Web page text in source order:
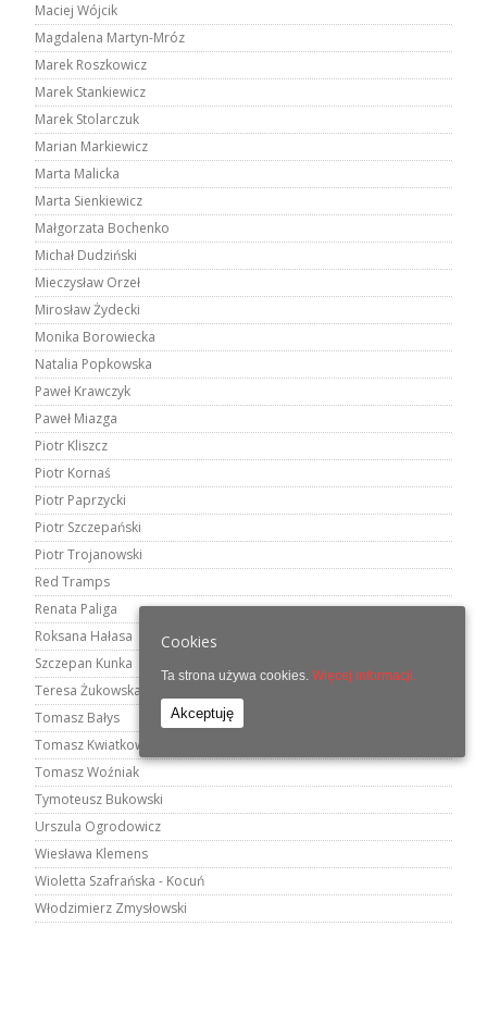
Maciej Wójcik
Magdalena Martyn-Mróz
Marek Roszkowicz
Marek Stankiewicz
Marek Stolarczuk
Marian Markiewicz
Marta Malicka
Marta Sienkiewicz
Małgorzata Bochenko
Michał Dudziński
Mieczysław Orzeł
Mirosław Żydecki
Monika Borowiecka
Natalia Popkowska
Paweł Krawczyk
Paweł Miazga
Piotr Kliszcz
Piotr Kornaś
Piotr Paprzycki
Piotr Szczepański
Piotr Trojanowski
Red Tramps
Renata Paliga
Roksana Hałasa
Szczepan Kunka
Teresa Żukowska
Tomasz Bałys
Tomasz Kwiatkowski
Tomasz Woźniak
Tymoteusz Bukowski
Urszula Ogrodowicz
Wiesława Klemens
Wioletta Szafrańska - Kocuń
Włodzimierz Zmysłowski
Cookies
Ta strona używa cookies. Więcej informacji.
Akceptuję